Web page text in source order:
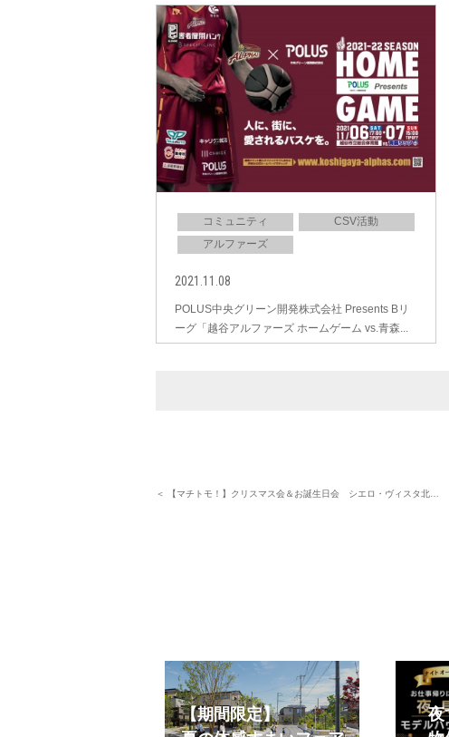
コミュニティ
CSV活動
アルファーズ
2021.11.08
POLUS中央グリーン開発株式会社 Presents Bリ
ーグ「越谷アルファーズ ホームゲーム vs.青森...
＜ 【マチトモ！】クリスマス会＆お誕生日会 シエロ・ヴィスタ北…
採用情報 Web見学予約